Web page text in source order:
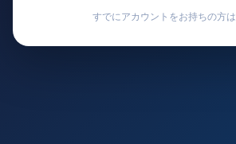
すでにアカウントをお持ちの方は